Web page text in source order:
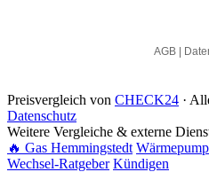
Preisvergleich von CHECK24 ·
Datenschutz
Weitere Vergleiche & externe
🔥 Gas Hemmingstedt
Wechsel-Ratgeber Kündigen